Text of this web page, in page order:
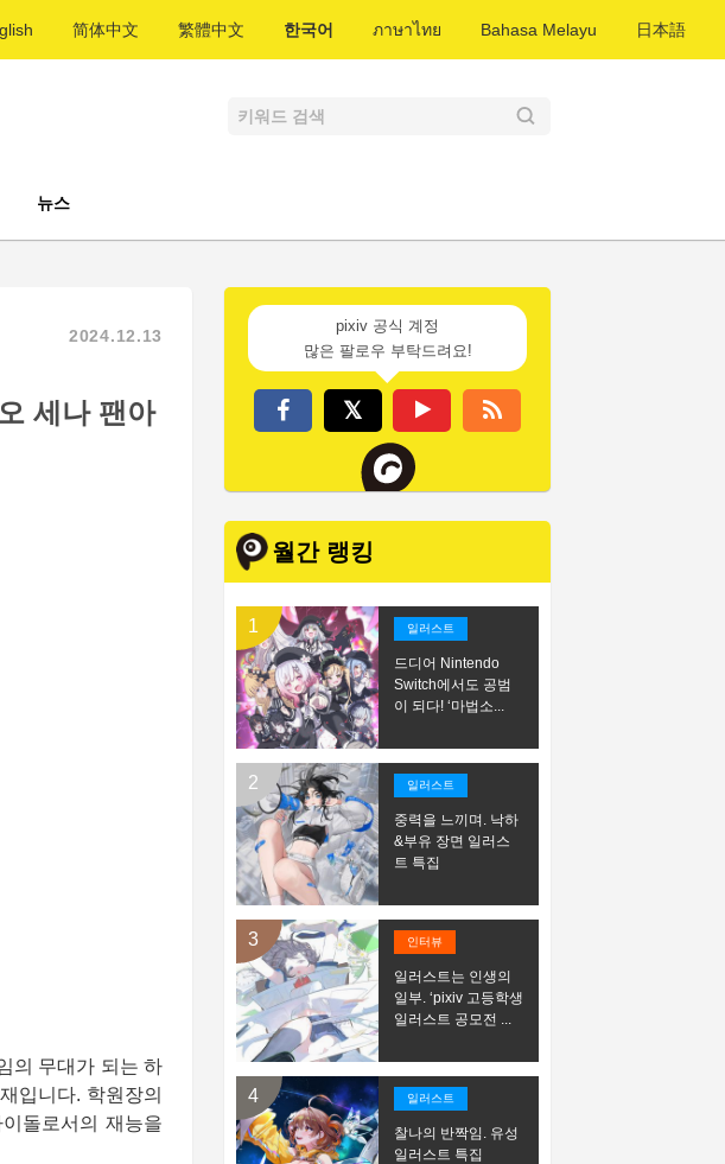
简体中文 繁體中文 한국어 ภาษาไทย Bahasa Melayu 日本語
뉴스
2024.12.13
세나 팬아
의 무대가 되는 하
입니다. 학원장의
돌로서의 재능을
pixiv 공식 계정
많은 팔로우 부탁드려요!
월간 랭킹
일러스트
드디어 Nintendo
Switch에서도 공범
이 되다! ‘마법소...
일러스트
중력을 느끼며. 낙하
&부유 장면 일러스
트 특집
인터뷰
일러스트는 인생의
일부. ‘pixiv 고등학생
일러스트 공모전 ...
일러스트
찰나의 반짝임. 유성
일러스트 특집